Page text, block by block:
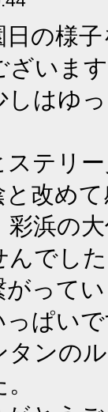
の様
ざいま
しはゆ
テリ
改め
浜の
んでし
って
っぱい
タンの